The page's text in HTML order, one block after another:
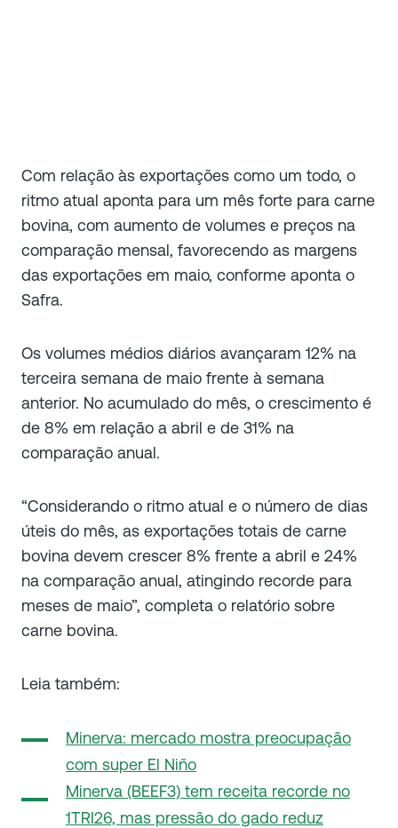
Com relação às exportações como um todo, o
ritmo atual aponta para um mês forte para carne
bovina, com aumento de volumes e preços na
comparação mensal, favorecendo as margens
das exportações em maio, conforme aponta o
Safra.
Os volumes médios diários avançaram 12% na
terceira semana de maio frente à semana
anterior. No acumulado do mês, o crescimento é
de 8% em relação a abril e de 31% na
comparação anual.
“Considerando o ritmo atual e o número de dias
úteis do mês, as exportações totais de carne
bovina devem crescer 8% frente a abril e 24%
na comparação anual, atingindo recorde para
meses de maio”, completa o relatório sobre
carne bovina.
Leia também:
Minerva: mercado mostra preocupação
com super El Niño
Minerva (BEEF3) tem receita recorde no
1TRI26, mas pressão do gado reduz